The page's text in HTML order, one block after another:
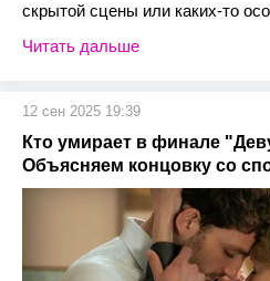
скрытой сцены или каких-то
Читать дальше
12 сен 2025 19:39
Кто умирает в финале
Объясняем концовку со